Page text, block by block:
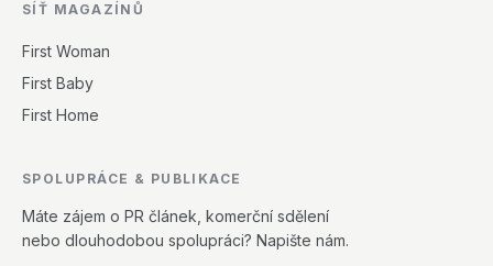
SÍŤ MAGAZÍNŮ
First Woman
First Baby
First Home
SPOLUPRÁCE & PUBLIKACE
Máte zájem o PR článek, komerční sdělení
nebo dlouhodobou spolupráci? Napište nám.